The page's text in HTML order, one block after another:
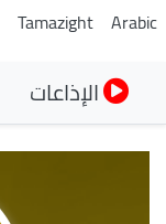
Arabic
Tamazight
الإذاعات